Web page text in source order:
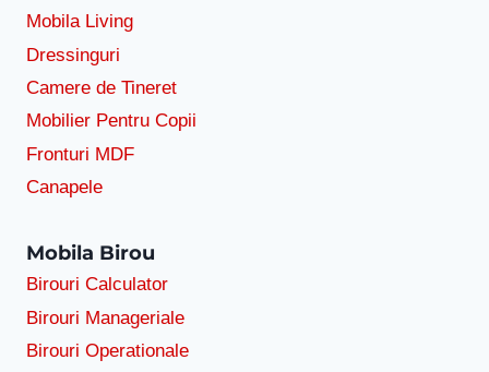
Mobila Living
Dressinguri
Camere de Tineret
Mobilier Pentru Copii
Fronturi MDF
Canapele
Mobila Birou
Birouri Calculator
Birouri Manageriale
Birouri Operationale